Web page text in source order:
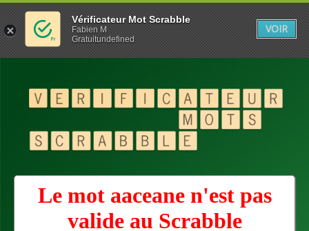
Le mot aaceane n'est pas
valide au Scrabble
Vérificateur Mot Scrabble
Fabien M
Gratuitundefined
VOIR